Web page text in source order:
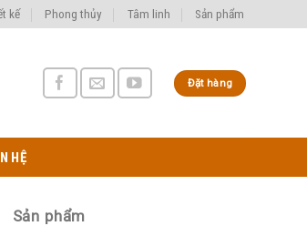
kế Phong thủy Tâm linh Sản phẩm
Đặt hàng
HỆ
Sản phẩm